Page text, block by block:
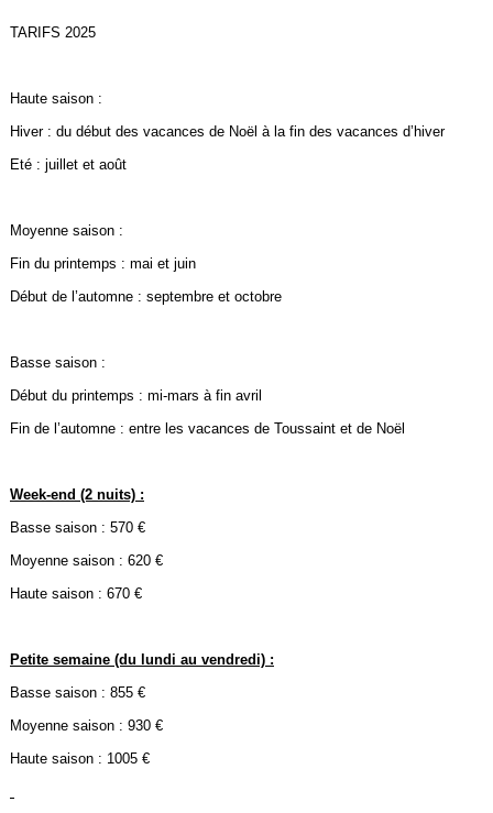
TARIFS 2025
Haute saison :
Hiver : du début des vacances de Noël à la fin des vacances d’hiver
Eté : juillet et août
Moyenne saison :
Fin du printemps : mai et juin
Début de l’automne : septembre et octobre
Basse saison :
Début du printemps : mi-mars à fin avril
Fin de l’automne : entre les vacances de Toussaint et de Noël
Week-end (2 nuits) :
Basse saison : 570 €
Moyenne saison : 620 €
Haute saison : 670 €
Petite semaine (du lundi au vendredi) :
Basse saison : 855 €
Moyenne saison : 930 €
Haute saison : 1005 €